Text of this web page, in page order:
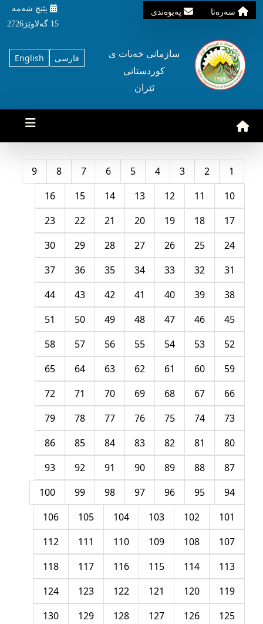
سه‌ره‌تا په‌یوه‌ندی
پێنچ شه‌مه‌
15 گه‌لاوێژ2726
English فارسی
سازمانی خه‌بات ی
کوردستانی
ئێران
1
2
3
4
5
6
7
8
9
10
11
12
13
14
15
16
17
18
19
20
21
22
23
24
25
26
27
28
29
30
31
32
33
34
35
36
37
38
39
40
41
42
43
44
45
46
47
48
49
50
51
52
53
54
55
56
57
58
59
60
61
62
63
64
65
66
67
68
69
70
71
72
73
74
75
76
77
78
79
80
81
82
83
84
85
86
87
88
89
90
91
92
93
94
95
96
97
98
99
100
101
102
103
104
105
106
107
108
109
110
111
112
113
114
115
116
117
118
119
120
121
122
123
124
125
126
127
128
129
130